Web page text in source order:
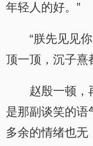
年轻人的好。”
“朕先见见
顶一顶，沉子熹
赵殷一顿，
是那副谈笑的语
多余的情绪也无